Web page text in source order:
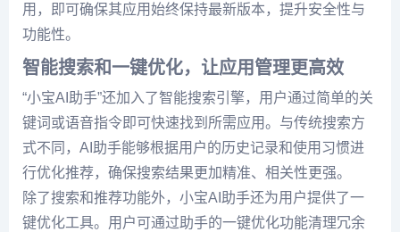
用，即可确保其应用始终保持最新版本，提升安全性与
功能性。
智能搜索和一键优化，让应用管理更高效
“小宝AI助手”还加入了智能搜索引擎，用户通过简单的关
键词或语音指令即可快速找到所需应用。与传统搜索方
式不同，AI助手能够根据用户的历史记录和使用习惯进
行优化推荐，确保搜索结果更加精准、相关性更强。
除了搜索和推荐功能外，小宝AI助手还为用户提供了一
键优化工具。用户可通过助手的一键优化功能清理冗余